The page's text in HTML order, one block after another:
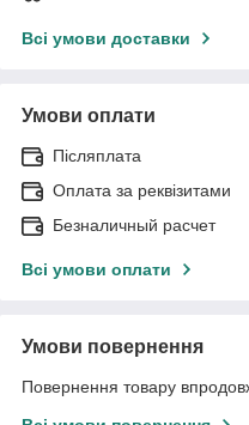
Всі умови доставки
Умови оплати
Післяплата
Оплата за реквізитами
Безналичный расчет
Всі умови оплати
Умови повернення
Повернення товару